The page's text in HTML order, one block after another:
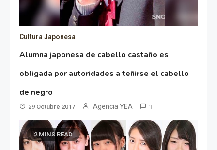
Cultura Japonesa
Alumna japonesa de cabello castaño es
obligada por autoridades a teñirse el cabello
de negro
29 Octubre 2017 Agencia YEA 1
2 MINS READ